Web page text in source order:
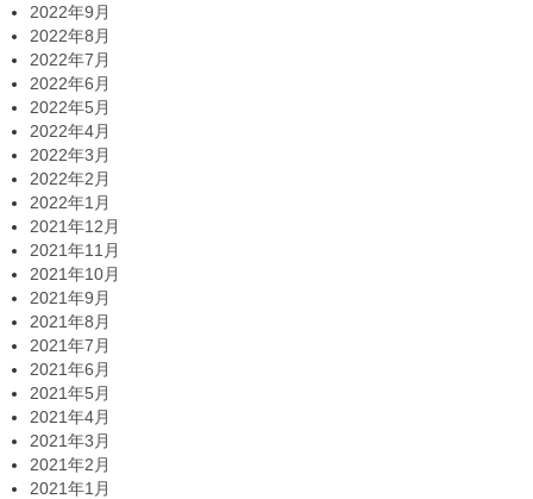
2022年9月
2022年8月
2022年7月
2022年6月
2022年5月
2022年4月
2022年3月
2022年2月
2022年1月
2021年12月
2021年11月
2021年10月
2021年9月
2021年8月
2021年7月
2021年6月
2021年5月
2021年4月
2021年3月
2021年2月
2021年1月